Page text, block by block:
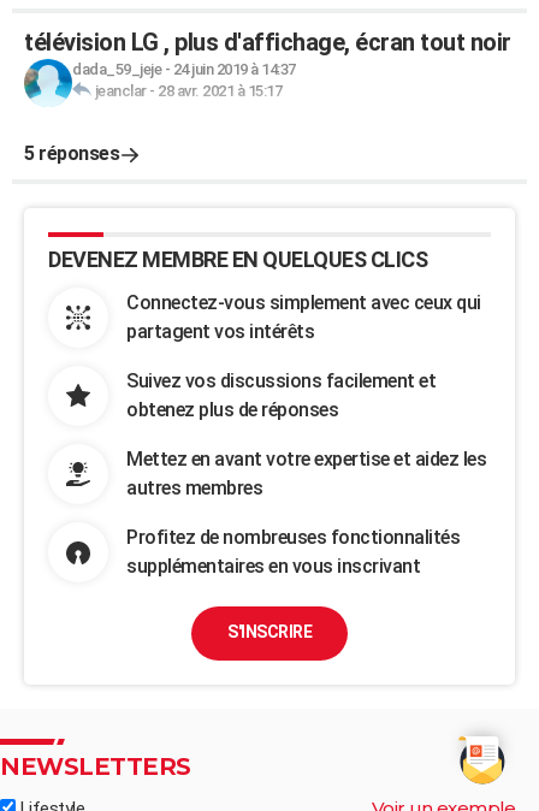
télévision LG , plus d'affichage, écran tout noir
dada_59_jeje- 24 juin 2019 à 14:37
jeanclar- 28 avr. 2021 à 15:17
5 réponses
DEVENEZ MEMBRE EN QUELQUES CLICS
Connectez-vous simplement avec ceux qui
partagent vos intérêts
Suivez vos discussions facilement et
obtenez plus de réponses
Mettez en avant votre expertise et aidez les
autres membres
Profitez de nombreuses fonctionnalités
supplémentaires en vous inscrivant
S'INSCRIRE
NEWSLETTERS